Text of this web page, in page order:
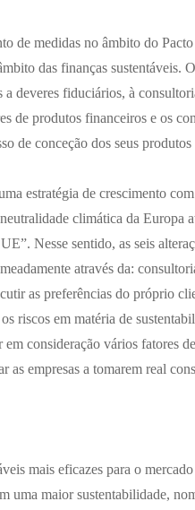
de medidas no âmbito do
das finanças sustentáveis.
deveres fiduciários, à
de produtos financeiros e os
de conceção dos seus
estratégia de crescimento
climática da Europa
. Nesse sentido, as seis
através da:
as preferências do próprio
riscos em matéria de
consideração vários fatores
as empresas a tomarem real
mais eficazes para o
maior sustentabilidade,